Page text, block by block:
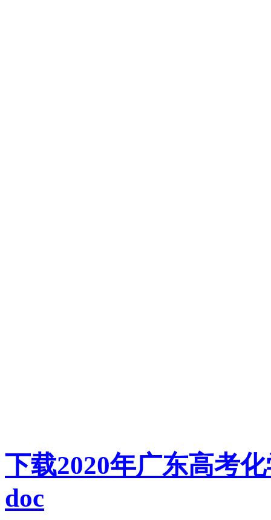
下载2020年广东高考
doc